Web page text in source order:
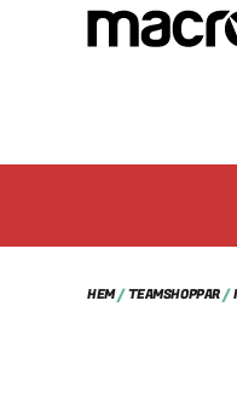
HEM/TEAMSHOPPAR/